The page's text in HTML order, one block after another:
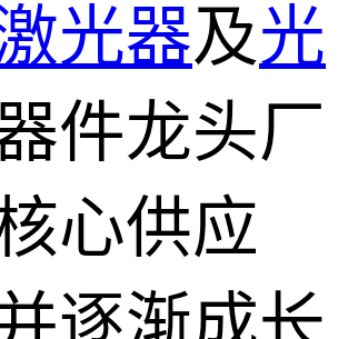
光器及光
件龙头厂
心供应